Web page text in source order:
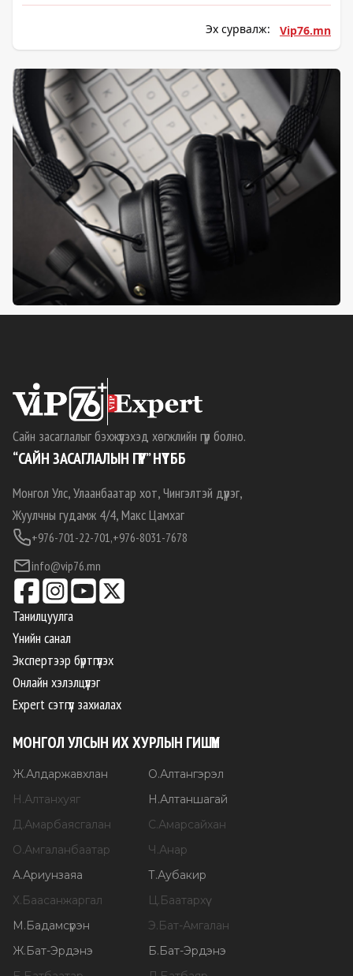
Эх сурвалж: Vip76.mn
Сайн засаглалыг бэхжүүлэхэд хөгжлийн гүүр болно.
“САЙН ЗАСАГЛАЛЫН ГҮҮР” НҮТББ
Монгол Улс, Улаанбаатар хот, Чингэлтэй дүүрэг,
Жуулчны гудамж 4/4, Макс Цамхаг
+976-701-22-701,+976-8031-7678
info@vip76.mn
Танилцуулга
Үнийн санал
Экспертээр бүртгүүлэх
Онлайн хэлэлцүүлэг
Expert сэтгүүл захиалах
МОНГОЛ УЛСЫН ИХ ХУРЛЫН ГИШҮҮН
Ж.Алдаржавхлан О.Алтангэрэл
Н.Алтанхуяг Н.Алтаншагай
Д.Амарбаясгалан С.Амарсайхан
О.Амгаланбаатар Ч.Анар
А.Ариунзаяа Т.Аубакир
Х.Баасанжаргал Ц.Баатархүү
М.Бадамсүрэн Э.Бат-Амгалан
Ж.Бат-Эрдэнэ Б.Бат-Эрдэнэ